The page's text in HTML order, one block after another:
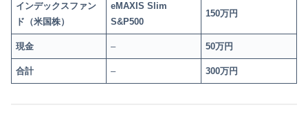
インデックスファン
ド（米国株）
eMAXIS Slim
S&P500
150万円
現金 – 50万円
合計 – 300万円